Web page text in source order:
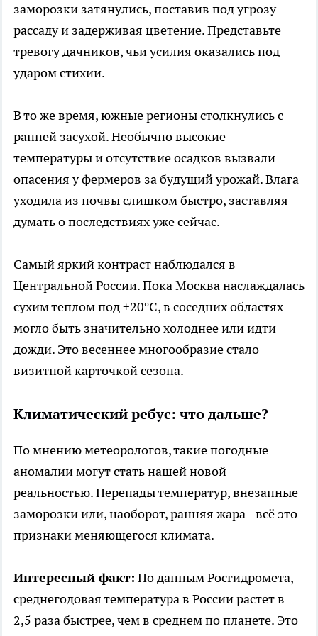
заморозки затянулись, поставив под угрозу
рассаду и задерживая цветение. Представьте
тревогу дачников, чьи усилия оказались под
ударом стихии.
В то же время, южные регионы столкнулись с
ранней засухой. Необычно высокие
температуры и отсутствие осадков вызвали
опасения у фермеров за будущий урожай. Влага
уходила из почвы слишком быстро, заставляя
думать о последствиях уже сейчас.
Самый яркий контраст наблюдался в
Центральной России. Пока Москва наслаждалась
сухим теплом под +20°C, в соседних областях
могло быть значительно холоднее или идти
дожди. Это весеннее многообразие стало
визитной карточкой сезона.
Климатический ребус: что дальше?
По мнению метеорологов, такие погодные
аномалии могут стать нашей новой
реальностью. Перепады температур, внезапные
заморозки или, наоборот, ранняя жара - всё это
признаки меняющегося климата.
Интересный факт: По данным Росгидромета,
среднегодовая температура в России растет в
2,5 раза быстрее, чем в среднем по планете. Это